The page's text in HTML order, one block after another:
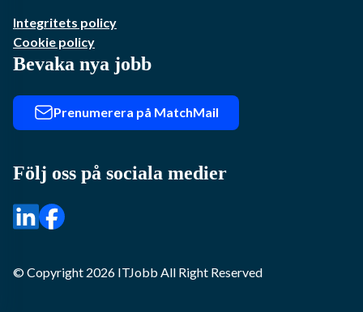
Integritets policy
Cookie policy
Bevaka nya jobb
Prenumerera på MatchMail
Följ oss på sociala medier
© Copyright 2026 ITJobb All Right Reserved